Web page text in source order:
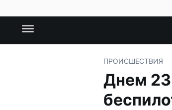
ПРОИСШЕСТВИЯ
Днем 23